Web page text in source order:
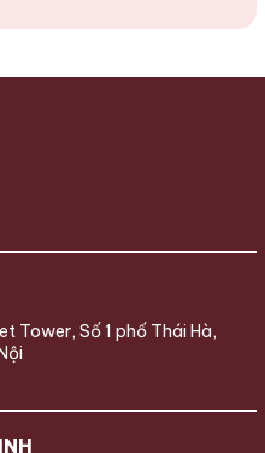
Tower, Số 1 phố Thái Hà,